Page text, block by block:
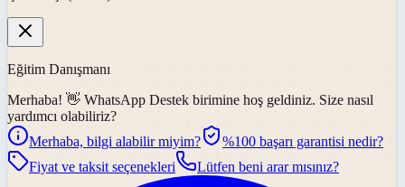
Eğitim Danışmanı
Merhaba! 👋 WhatsApp Destek birimine hoş geldiniz. Size nasıl
yardımcı olabiliriz?
Merhaba, bilgi alabilir miyim?
%100 başarı garantisi nedir?
Fiyat ve taksit seçenekleri
Lütfen beni arar mısınız?